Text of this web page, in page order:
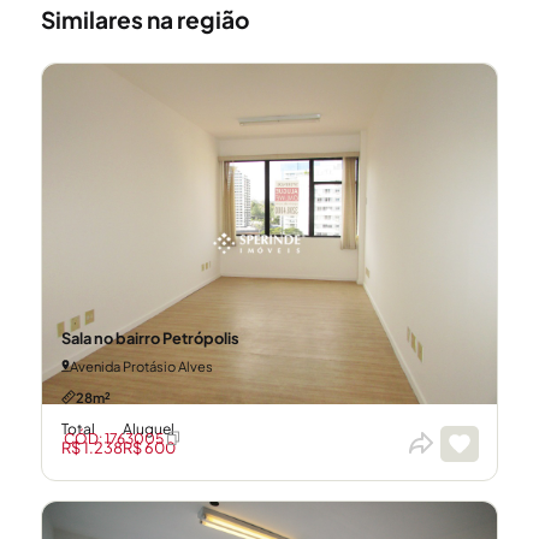
Similares na região
Sala no bairro Petrópolis
Avenida Protásio Alves
28m²
Total
R$ 1.238
Aluguel
R$ 600
CÓD: 1763005